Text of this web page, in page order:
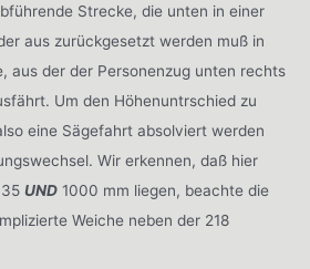
Strecke, die unten in einer
aus zurückgesetzt werden muß in
aus der der Personenzug unten rechts
Um den Höhenuntrschied zu
eine Sägefahrt absolviert werden
Wir erkennen, daß hier
UND 1000 mm liegen, beachte die
Weiche neben der 218